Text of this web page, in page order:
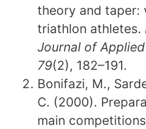
theory and taper:
triathlon athletes.
Journal of
79(2), 182–191.
Bonifazi, M.,
C. (2000).
main